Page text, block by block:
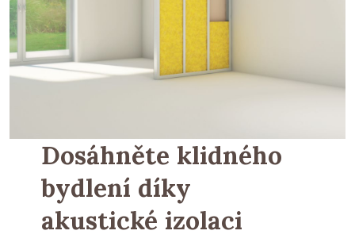
Dosáhněte klidného
bydlení díky
akustické izolaci